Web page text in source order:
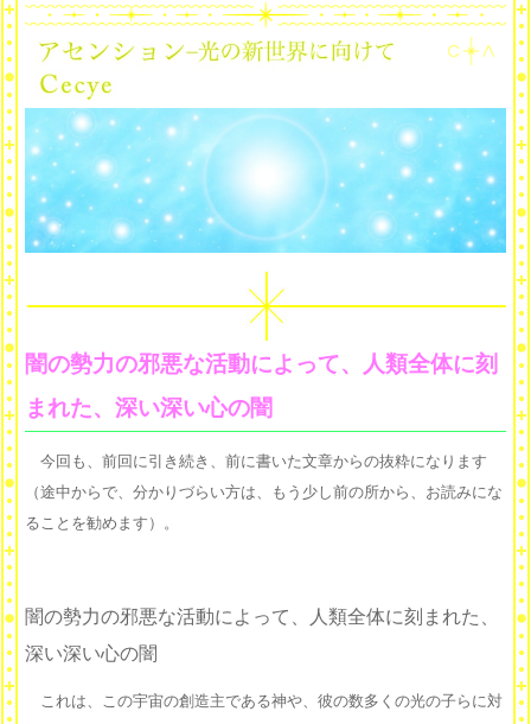
闇の勢力の邪悪な活動によって、人類全体に刻
まれた、深い深い心の闇
今回も、前回に引き続き、前に書いた文章からの抜粋になります
（途中からで、分かりづらい方は、もう少し前の所から、お読みにな
ることを勧めます）。
闇の勢力の邪悪な活動によって、人類全体に刻まれた、
深い深い心の闇
これは、この宇宙の創造主である神や、彼の数多くの光の子らに対